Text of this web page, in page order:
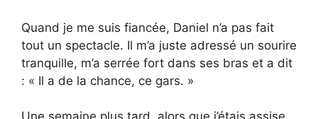
Quand je me suis fiancée, Daniel n’a pas fait
tout un spectacle. Il m’a juste adressé un sourire
tranquille, m’a serrée fort dans ses bras et a dit
: « Il a de la chance, ce gars. »